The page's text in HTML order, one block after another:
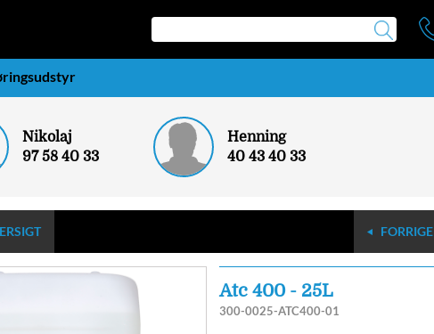
Nikolaj
97 58 40 33
Henning
40 43 40 33
FORRIGE
Atc 400 - 25L
300-0025-ATC400-01